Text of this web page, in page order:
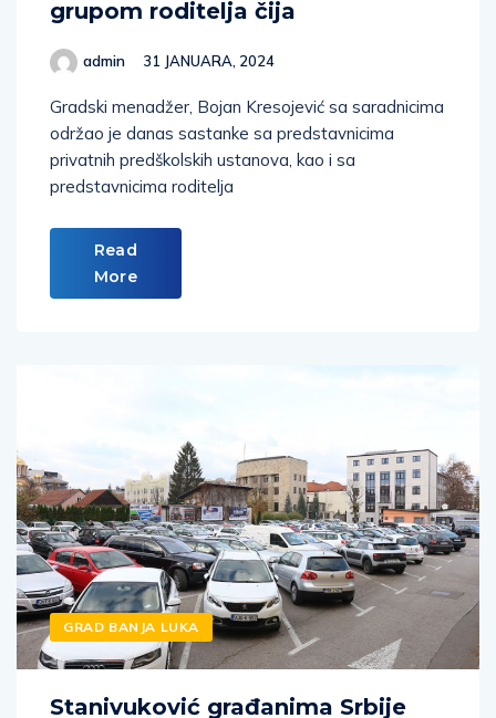
grupom roditelja čija
admin 31 JANUARA, 2024
Gradski menadžer, Bojan Kresojević sa saradnicima
održao je danas sastanke sa predstavnicima
privatnih predškolskih ustanova, kao i sa
predstavnicima roditelja
Read
More
GRAD BANJA LUKA
Stanivuković građanima Srbije